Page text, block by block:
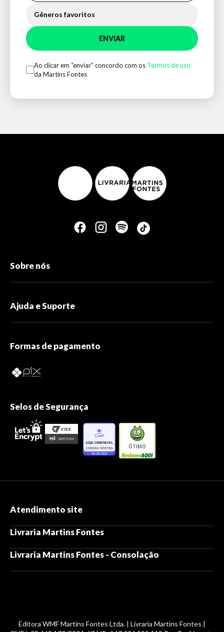
Gêneros favoritos
ENVIAR
Ao clicar em “enviar” concordo com os Termos de uso
da Martins Fontes
Sobre nós
Ajuda e Suporte
Formas de pagamento
Selos de Segurança
ÓTIMO
Atendimento site
Livraria Martins Fontes
Livraria Martins Fontes - Consolação
Editora WMF Martins Fontes Ltda. | Livraria Martins Fontes |